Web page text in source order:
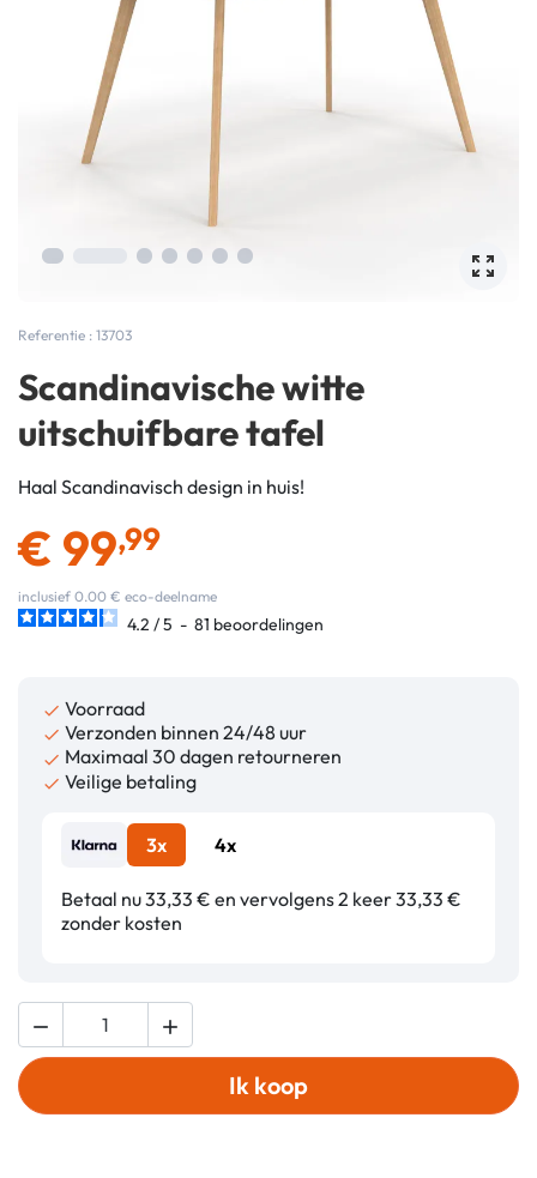
Referentie : 13703
Scandinavische witte
uitschuifbare tafel
Haal Scandinavisch design in huis!
€ 99,99
inclusief 0.00 € eco-deelname
4.2 /5 - 81 beoordelingen
 Voorraad
 Verzonden binnen 24/48 uur
 Maximaal 30 dagen retourneren
 Veilige betaling
3x 4x
Betaal nu 33,33 € en vervolgens 2 keer 33,33 €
zonder kosten
 
Ik koop